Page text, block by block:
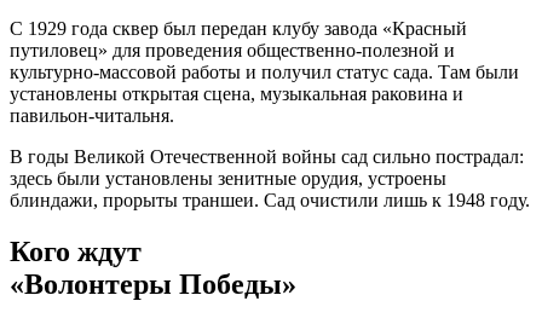
С 1929 года сквер был передан клубу завода «Красный
путиловец» для проведения общественно-полезной и
культурно-массовой работы и получил статус сада. Там были
установлены открытая сцена, музыкальная раковина и
павильон-читальня.
В годы Великой Отечественной войны сад сильно пострадал:
здесь были установлены зенитные орудия, устроены
блиндажи, прорыты траншеи. Сад очистили лишь к 1948 году.
Кого ждут
«Волонтеры Победы»